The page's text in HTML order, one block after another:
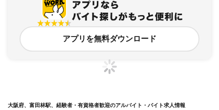
アプリを無料ダウンロード
大阪府、富田林駅、経験者・有資格者歓迎のアルバイト・バイト求人情報